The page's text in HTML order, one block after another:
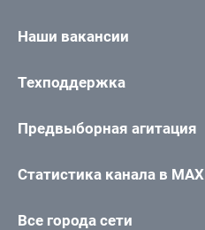
Наши вакансии
Техподдержка
Предвыборная агитация
Статистика канала в MAX
Все города сети